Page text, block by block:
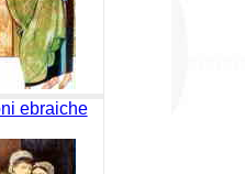
ebraiche